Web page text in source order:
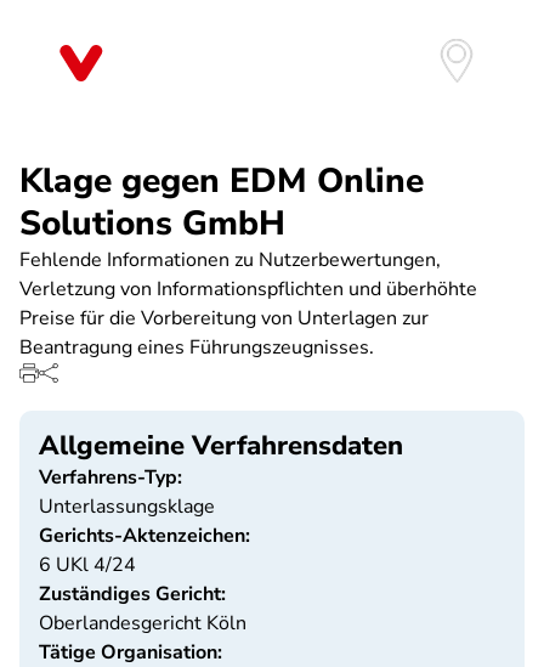
Klage gegen EDM Online
Solutions GmbH
Fehlende Informationen zu Nutzerbewertungen,
Verletzung von Informationspflichten und überhöhte
Preise für die Vorbereitung von Unterlagen zur
Beantragung eines Führungszeugnisses.
Allgemeine Verfahrensdaten
Verfahrens-Typ:
Unterlassungsklage
Gerichts-Aktenzeichen:
6 UKl 4/24
Zuständiges Gericht:
Oberlandesgericht Köln
Tätige Organisation: